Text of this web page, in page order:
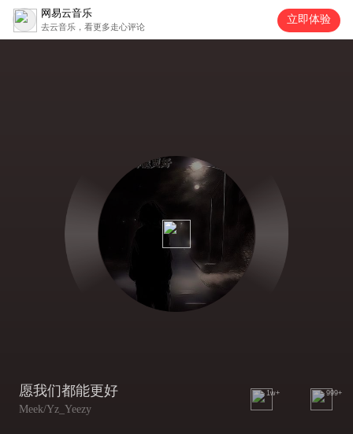
网易云音乐
去云音乐，看更多走心评论
立即体验
愿我们都能更好
Meek/Yz_Yeezy
1w+ 999+